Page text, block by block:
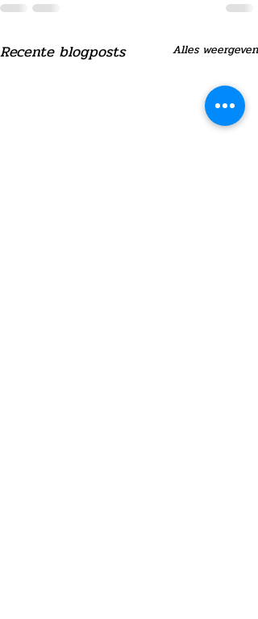
Recente blogposts Alles weergeven